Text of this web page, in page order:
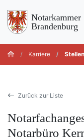
Notarkammer
Brandenburg
Karriere
Zurück zur Liste
Notarbüro